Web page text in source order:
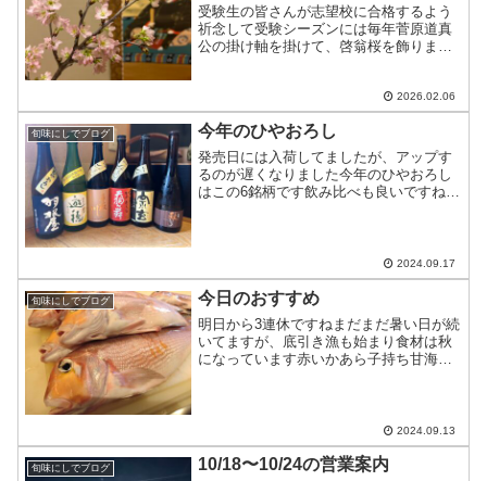
受験生の皆さんが志望校に合格するよう
祈念して受験シーズンには毎年菅原道真
公の掛け軸を掛けて、啓翁桜を飾ります
カウンターのみ2/7・・・テーブル1つ、
カウンター5席2...
2026.02.06
旬味にしでブログ 今年のひやおろし
発売日には入荷してましたが、アップす
るのが遅くなりました今年のひやおろし
はこの6銘柄です飲み比べも良いですねあ
2024.09.17
旬味にしでブログ 今日のおすすめ
明日から3連休ですねまだまだ暑い日が続
いてますが、底引き漁も始まり食材は秋
になっています赤いかあら子持ち甘海老
2024.09.13
旬味にしでブログ 10/18〜10/24の営業案内